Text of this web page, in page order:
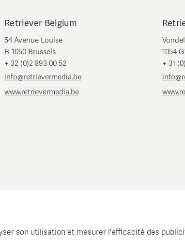
Retriever Belgium
54 Avenue Louise
B-1050 Brussels
+ 32 (0)2 893 00 52
info@retrievermedia.be
www.retrievermedia.be
1054
+ 31
son utilisation et mesurer l'efficacité des